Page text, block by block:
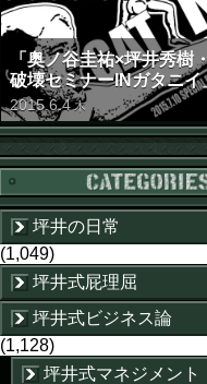
「奥ノ谷圭祐×坪井秀樹
破壊セミナーINガタニイ
景動画（苦笑）
2015.6.4 木
坪井の日常
(1,049)
坪井式屁理屈
坪井式ビジネス論
(1,128)
坪井式マネジメント